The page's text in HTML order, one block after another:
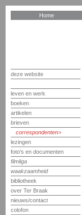
Home
deze website
leven en werk
boeken
artikelen
brieven
correspondenten
lezingen
foto's en documenten
filmliga
waakzaamheid
bibliotheek
over Ter Braak
nieuws/contact
colofon